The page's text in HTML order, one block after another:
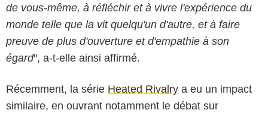
de vous-même, à réfléchir et à vivre l'expérience du
monde telle que la vit quelqu'un d'autre, et à faire
preuve de plus d'ouverture et d'empathie à son
égard", a-t-elle ainsi affirmé.
Récemment, la série Heated Rivalry a eu un impact
similaire, en ouvrant notamment le débat sur